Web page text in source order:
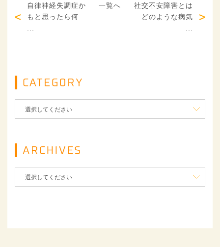
自律神経失調症か
もと思ったら何
一覧へ
社交不安障害とは
どのような病気